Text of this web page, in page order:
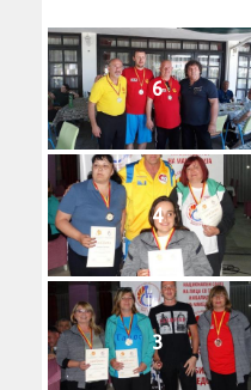
6
4
3